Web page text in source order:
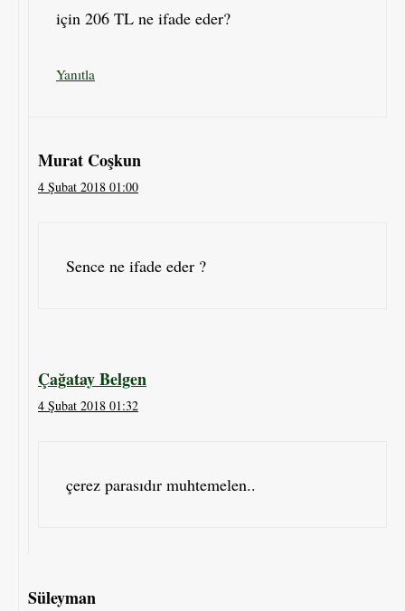
için 206 TL ne ifade eder?
Yanıtla
Murat Coşkun
4 Şubat 2018 01:00
Sence ne ifade eder ?
Çağatay Belgen
4 Şubat 2018 01:32
çerez parasıdır muhtemelen..
Süleyman